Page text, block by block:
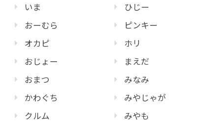
いま
おーむら
オカピ
おじょー
おまつ
かわぐち
クルム
ひじー
ピンキー
ホリ
まえだ
みなみ
みやじゃが
みやも